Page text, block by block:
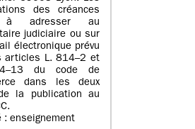
des créances
à adresser au
judiciaire ou sur
électronique prévu
articles L. 814–2 et
du code de
dans les deux
la publication au
: enseignement